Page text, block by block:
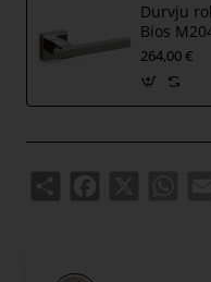
Durvju
Bios
264,00 €